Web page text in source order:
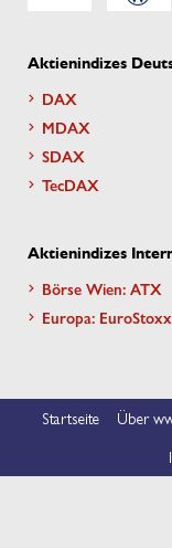
Aktienindizes
DAX
MDAX
SDAX
TecDAX
Aktienindizes
Börse Wien: ATX
Europa:
Startseite Über